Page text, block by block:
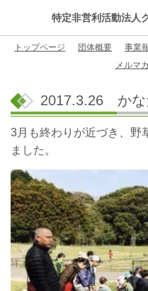
特定非営利活動法人
トップページ 団体概要 事業
メルマ
2017.3.26 かな
3月も終わりが近づき、野
ました。